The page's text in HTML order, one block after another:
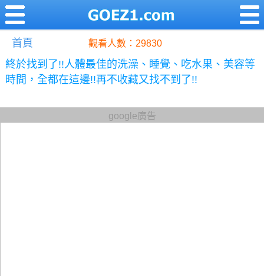
首頁 觀看人數：29830
終於找到了!!人體最佳的洗澡、睡覺、吃水果、美容等
時間，全都在這邊!!再不收藏又找不到了!!
google廣告